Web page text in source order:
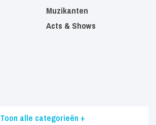
Muzikanten
Acts & Shows
Toon alle categorieën +